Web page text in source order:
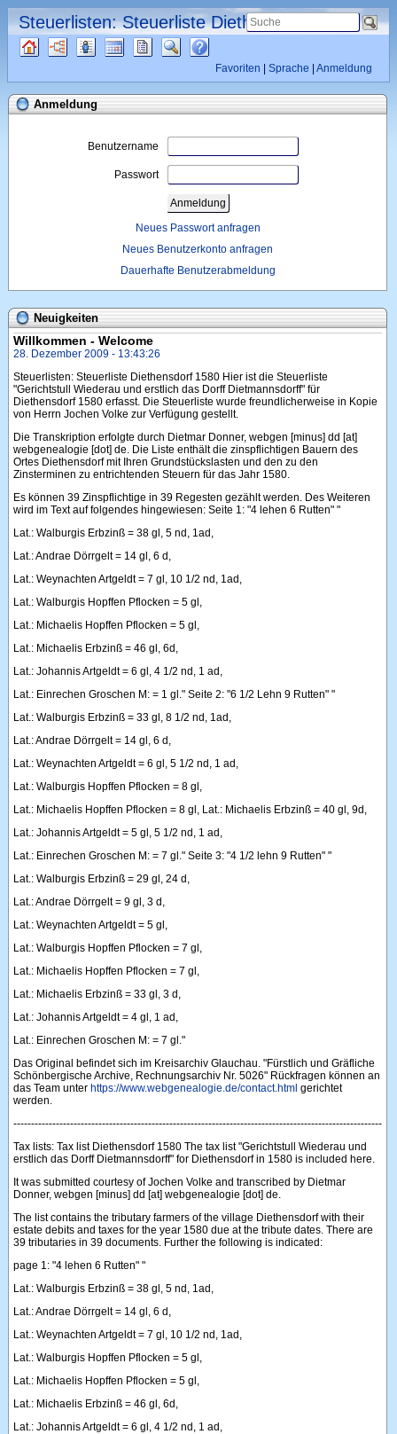
Favoriten Sprache Anmeldung
Steuerlisten: Steuerliste Diethensdorf 1580
QuellenDiagramme
ListenKalenderBerichteSucheHäufige Fragen (FAQ)
Anmeldung
Benutzername
Passwort
Neues Passwort anfragen
Neues Benutzerkonto anfragen
Dauerhafte Benutzerabmeldung
Neuigkeiten
Willkommen - Welcome
28. Dezember 2009 - 13:43:26
Steuerlisten: Steuerliste Diethensdorf 1580 Hier ist die Steuerliste
"Gerichtstull Wiederau und erstlich das Dorff Dietmannsdorff" für
Diethensdorf 1580 erfasst. Die Steuerliste wurde freundlicherweise in Kopie
von Herrn Jochen Volke zur Verfügung gestellt.
Die Transkription erfolgte durch Dietmar Donner, webgen [minus] dd [at]
webgenealogie [dot] de. Die Liste enthält die zinspflichtigen Bauern des
Ortes Diethensdorf mit Ihren Grundstückslasten und den zu den
Zinsterminen zu entrichtenden Steuern für das Jahr 1580.
Es können 39 Zinspflichtige in 39 Regesten gezählt werden. Des Weiteren
wird im Text auf folgendes hingewiesen: Seite 1: "4 lehen 6 Rutten" "
Lat.: Walburgis Erbzinß = 38 gl, 5 nd, 1ad,
Lat.: Andrae Dörrgelt = 14 gl, 6 d,
Lat.: Weynachten Artgeldt = 7 gl, 10 1/2 nd, 1ad,
Lat.: Walburgis Hopffen Pflocken = 5 gl,
Lat.: Michaelis Hopffen Pflocken = 5 gl,
Lat.: Michaelis Erbzinß = 46 gl, 6d,
Lat.: Johannis Artgeldt = 6 gl, 4 1/2 nd, 1 ad,
Lat.: Einrechen Groschen M: = 1 gl." Seite 2: "6 1/2 Lehn 9 Rutten" "
Lat.: Walburgis Erbzinß = 33 gl, 8 1/2 nd, 1ad,
Lat.: Andrae Dörrgelt = 14 gl, 6 d,
Lat.: Weynachten Artgeldt = 6 gl, 5 1/2 nd, 1 ad,
Lat.: Walburgis Hopffen Pflocken = 8 gl,
Lat.: Michaelis Hopffen Pflocken = 8 gl, Lat.: Michaelis Erbzinß = 40 gl, 9d,
Lat.: Johannis Artgeldt = 5 gl, 5 1/2 nd, 1 ad,
Lat.: Einrechen Groschen M: = 7 gl." Seite 3: "4 1/2 lehn 9 Rutten" "
Lat.: Walburgis Erbzinß = 29 gl, 24 d,
Lat.: Andrae Dörrgelt = 9 gl, 3 d,
Lat.: Weynachten Artgeldt = 5 gl,
Lat.: Walburgis Hopffen Pflocken = 7 gl,
Lat.: Michaelis Hopffen Pflocken = 7 gl,
Lat.: Michaelis Erbzinß = 33 gl, 3 d,
Lat.: Johannis Artgeldt = 4 gl, 1 ad,
Lat.: Einrechen Groschen M: = 7 gl."
Das Original befindet sich im Kreisarchiv Glauchau. "Fürstlich und Gräfliche
Schönbergische Archive, Rechnungsarchiv Nr. 5026" Rückfragen können an
das Team unter https://www.webgenealogie.de/contact.html gerichtet
werden.
--------------------------------------------------------------------------------------------------------
Tax lists: Tax list Diethensdorf 1580 The tax list "Gerichtstull Wiederau und
erstlich das Dorff Dietmannsdorff" for Diethensdorf in 1580 is included here.
It was submitted courtesy of Jochen Volke and transcribed by Dietmar
Donner, webgen [minus] dd [at] webgenealogie [dot] de.
The list contains the tributary farmers of the village Diethensdorf with their
estate debits and taxes for the year 1580 due at the tribute dates. There are
39 tributaries in 39 documents. Further the following is indicated:
page 1: "4 lehen 6 Rutten" "
Lat.: Walburgis Erbzinß = 38 gl, 5 nd, 1ad,
Lat.: Andrae Dörrgelt = 14 gl, 6 d,
Lat.: Weynachten Artgeldt = 7 gl, 10 1/2 nd, 1ad,
Lat.: Walburgis Hopffen Pflocken = 5 gl,
Lat.: Michaelis Hopffen Pflocken = 5 gl,
Lat.: Michaelis Erbzinß = 46 gl, 6d,
Lat.: Johannis Artgeldt = 6 gl, 4 1/2 nd, 1 ad,